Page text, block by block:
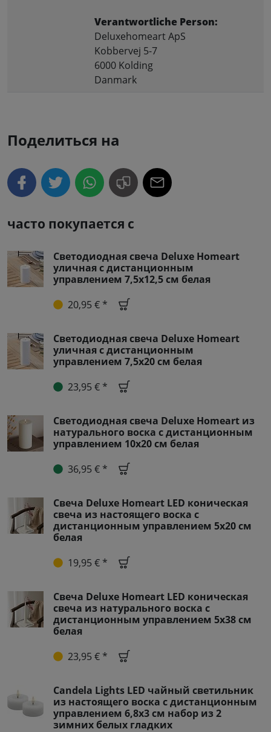
Verantwortliche Person:
Deluxehomeart ApS
Kobbervej 5-7
6000 Kolding
Danmark
Поделиться на
часто покупается с
Светодиодная свеча Deluxe Homeart
уличная с дистанционным
управлением 7,5x12,5 см белая
20,95 € *
Светодиодная свеча Deluxe Homeart
уличная с дистанционным
управлением 7,5x20 см белая
23,95 € *
Светодиодная свеча Deluxe Homeart из
натурального воска с дистанционным
управлением 10х20 см белая
36,95 € *
Свеча Deluxe Homeart LED коническая
свеча из настоящего воска с
дистанционным управлением 5x20 см
белая
19,95 € *
Свеча Deluxe Homeart LED коническая
свеча из натурального воска с
дистанционным управлением 5x38 см
белая
23,95 € *
Candela Lights LED чайный светильник
из настоящего воска с дистанционным
управлением 6,8x3 см набор из 2
зимних белых гладких